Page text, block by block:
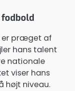
er præget af
hans talent
nationale
viser hans
højt niveau.